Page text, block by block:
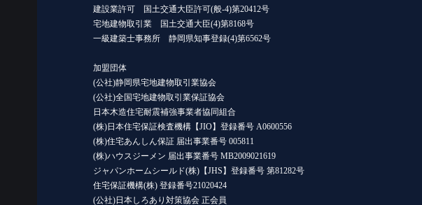
建設業許可 国土交通大臣許可(般-4)第20412号
宅地建物取引業 国土交通大臣(4)第8168号
一級建築士事務所 静岡県知事登録(4)第6562号
加盟団体
(公社)静岡県宅地建物取引業協会
(公社)全国宅地建物取引業保証協会
日本木造住宅耐震補強事業者協同組合
(株)日本住宅保証検査機構【JIO】登録番号 A0600556
(株)住宅あんしん保証 届出事業番号 005811
(株)ハウスジーメン 届出事業番号 MB2009021619
ジャパンホームシールド(株)【JHS】登録番号 第81282号
住宅保証機構(株) 登録番号21020424
(公社)日本しろあり対策協会 正会員